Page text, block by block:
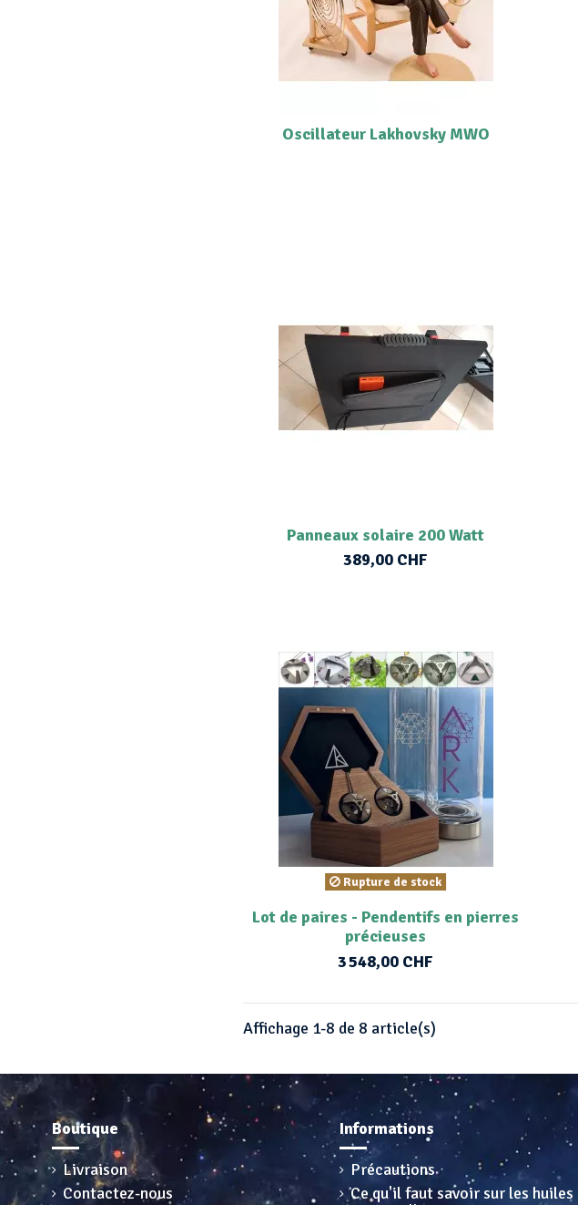
Oscillateur Lakhovsky MWO
Panneaux solaire 200 Watt
389,00 CHF
Rupture de stock
Lot de paires - Pendentifs en pierres
précieuses
3 548,00 CHF
Affichage 1-8 de 8 article(s)
Boutique
Livraison
Contactez-nous
Informations
Précautions
Ce qu'il faut savoir sur les huiles